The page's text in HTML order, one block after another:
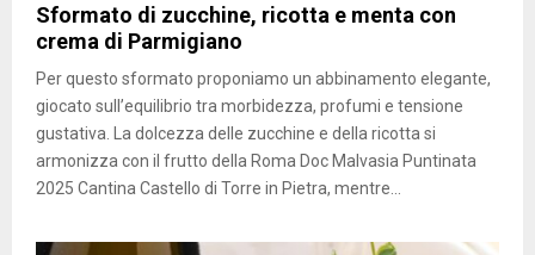
Sformato di zucchine, ricotta e menta con
crema di Parmigiano
Per questo sformato proponiamo un abbinamento elegante,
giocato sull’equilibrio tra morbidezza, profumi e tensione
gustativa. La dolcezza delle zucchine e della ricotta si
armonizza con il frutto della Roma Doc Malvasia Puntinata
2025 Cantina Castello di Torre in Pietra, mentre...